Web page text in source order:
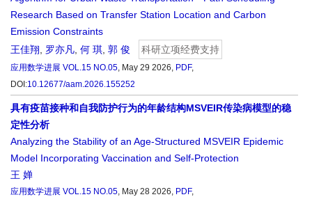
Research Based on Transfer Station Location and Carbon
Emission Constraints
王佳翔
罗亦凡 何 琪 郭 俊 科研立项经费支持
应用数学进展 VOL.15 NO.05 , May 29 2026, PDF,
DOI:10.12677/aam.2026.155252
具有疫苗接种和自我防护行为的年龄结构MSVEIR传染病模型的稳
定性分析
Analyzing the Stability of an Age-Structured MSVEIR Epidemic
Model Incorporating Vaccination and Self-Protection
王 婵
应用数学进展 VOL.15 NO.05 , May 28 2026, PDF,